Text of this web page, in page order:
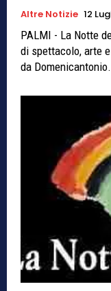
Altre Notizie 12
PALMI - La Notte
di spettacolo, arte
da